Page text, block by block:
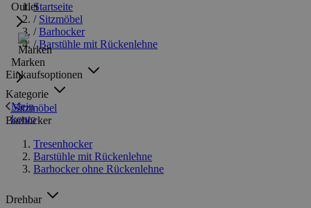
Outlet
Marken
Mein
konto
Startseite
/ Sitzmöbel
/ Barhocker
/ Barstühle mit Rückenlehne
Einkaufsoptionen
Kategorie
Sitzmöbel
Barhocker
Tresenhocker
Barstühle mit Rückenlehne
Barhocker ohne Rückenlehne
Drehbar